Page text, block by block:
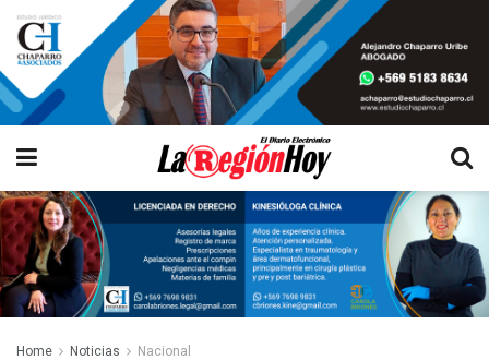
Home Noticias Nacional